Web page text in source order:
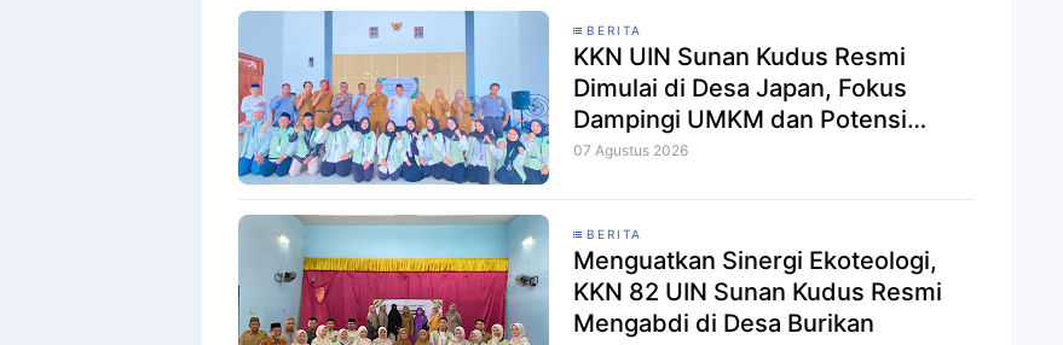
BERITA
KKN UIN Sunan Kudus Resmi
Dimulai di Desa Japan, Fokus
Dampingi UMKM dan Potensi
Ekoteologi
07 Agustus 2026
BERITA
Menguatkan Sinergi Ekoteologi,
KKN 82 UIN Sunan Kudus Resmi
Mengabdi di Desa Burikan